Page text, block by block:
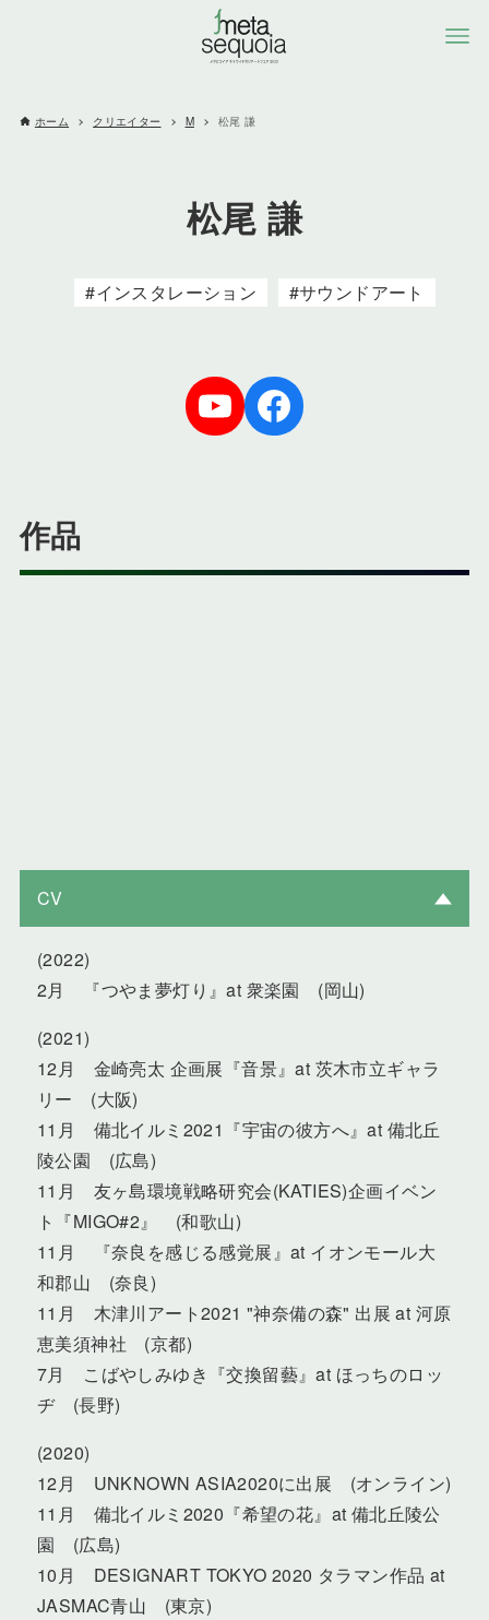
ホーム クリエイター M 松尾 謙
松尾 謙
インスタレーション サウンドアート
YoTubeFacebook
作品
CV
(2022)
2月 『つやま夢灯り』at 衆楽園 (岡山)
(2021)
12月 金崎亮太 企画展『音景』at 茨木市立ギャラ
リー (大阪)
11月 備北イルミ2021『宇宙の彼方へ』at 備北丘
陵公園 (広島)
11月 友ヶ島環境戦略研究会(KATIES)企画イベン
ト『MIGO#2』 (和歌山)
11月 『奈良を感じる感覚展』at イオンモール大
和郡山 (奈良)
11月 木津川アート2021 "神奈備の森" 出展 at 河原
恵美須神社 (京都)
7月 こばやしみゆき『交換留藝』at ほっちのロッ
ヂ (長野)
(2020)
12月 UNKNOWN ASIA2020に出展 (オンライン)
11月 備北イルミ2020『希望の花』at 備北丘陵公
園 (広島)
10月 DESIGNART TOKYO 2020 タラマン作品 at
JASMAC青山 (東京)